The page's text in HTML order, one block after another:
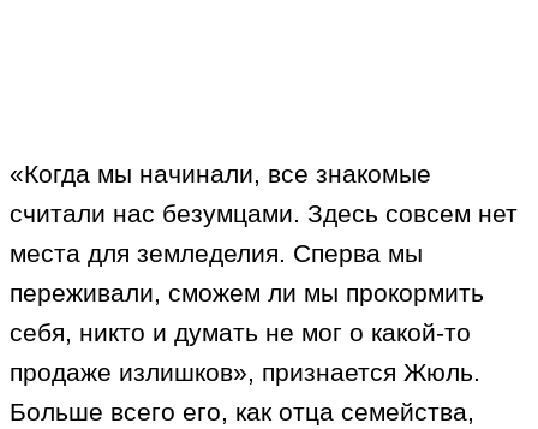
«Когда мы начинали, все знакомые
считали нас безумцами. Здесь совсем нет
места для земледелия. Сперва мы
переживали, сможем ли мы прокормить
себя, никто и думать не мог о какой-то
продаже излишков», признается Жюль.
Больше всего его, как отца семейства,